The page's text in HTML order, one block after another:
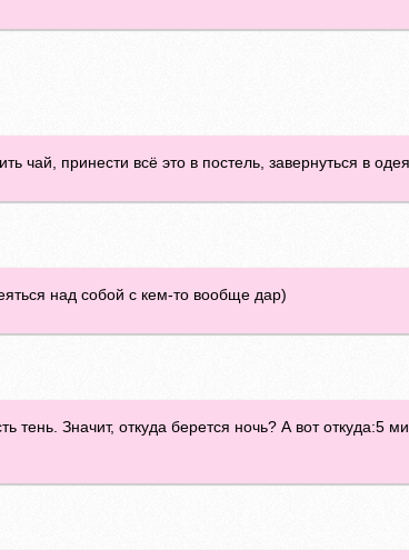
принести всё это в постель, завернуться в
над собой с кем-то вообще дар)
тень. Значит, откуда берется ночь? А вот откуда:5